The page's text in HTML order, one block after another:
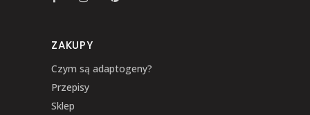
ZAKUPY
Czym są adaptogeny?
Przepisy
Sklep